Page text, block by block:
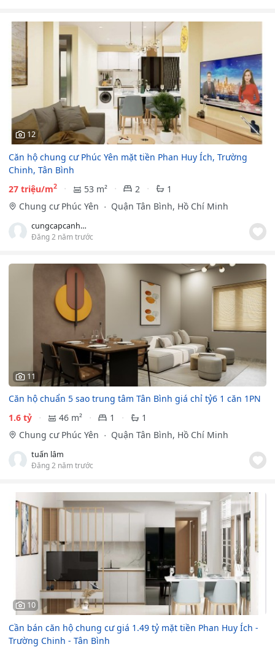
12
Căn hộ chung cư Phúc Yên mặt tiền Phan Huy Ích, Trường
Chinh, Tân Bình
27 triệu/m2 53 m² 2
1
Chung cư Phúc Yên
Quận Tân Bình, Hồ Chí Minh
cungcapcanhogiare
Đăng 2 năm trước
11
Căn hộ chuẩn 5 sao trung tâm Tân Bình giá chỉ tỷ6 1 căn 1PN
1.6 tỷ
46 m² 1
1
Chung cư Phúc Yên
Quận Tân Bình, Hồ Chí Minh
tuấn lâm
Đăng 2 năm trước
10
Cần bán căn hộ chung cư giá 1.49 tỷ mặt tiền Phan Huy Ích -
Trường Chinh - Tân Bình